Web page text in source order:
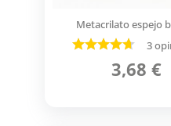
Metacrilato espejo
3
3,68 €